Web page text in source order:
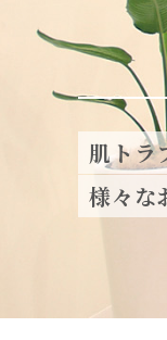
肌トラ
様々な